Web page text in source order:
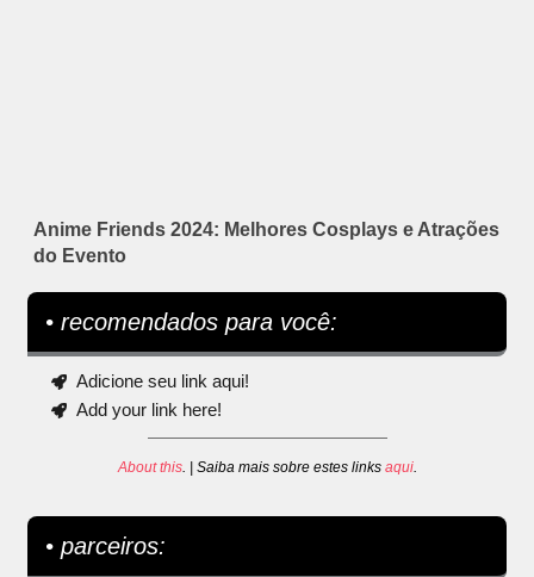
Anime Friends 2024: Melhores Cosplays e Atrações
do Evento
• recomendados para você:
Adicione seu link aqui!
Add your link here!
About this. | Saiba mais sobre estes links aqui.
• parceiros: